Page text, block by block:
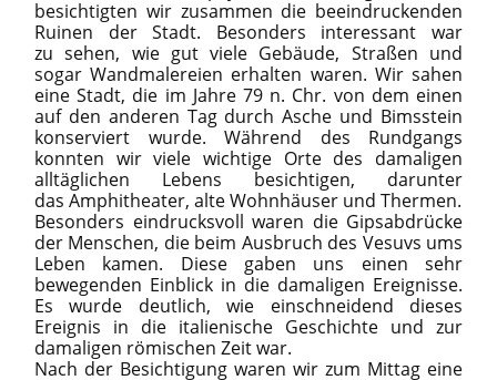
besichtigten wir zusammen die beeindruckenden
Ruinen der Stadt. Besonders interessant war
zu sehen, wie gut viele Gebäude, Straßen und
sogar Wandmalereien erhalten waren. Wir sahen
eine Stadt, die im Jahre 79 n. Chr. von dem einen
auf den anderen Tag durch Asche und Bimsstein
konserviert wurde. Während des Rundgangs
konnten wir viele wichtige Orte des damaligen
alltäglichen Lebens besichtigen, darunter
das Amphitheater, alte Wohnhäuser und Thermen.
Besonders eindrucksvoll waren die Gipsabdrücke
der Menschen, die beim Ausbruch des Vesuvs ums
Leben kamen. Diese gaben uns einen sehr
bewegenden Einblick in die damaligen Ereignisse.
Es wurde deutlich, wie einschneidend dieses
Ereignis in die italienische Geschichte und zur
damaligen römischen Zeit war.
Nach der Besichtigung waren wir zum Mittag eine